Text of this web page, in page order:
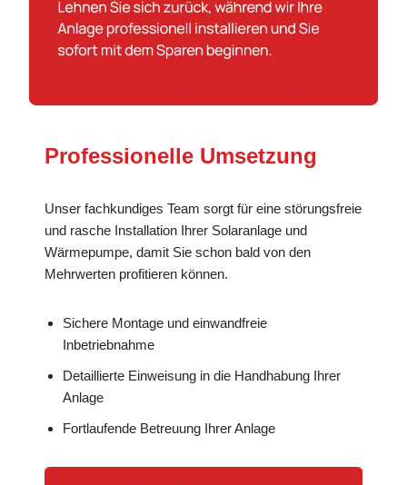
Professionelle Umsetzung
Unser fachkundiges Team sorgt für eine störungsfreie
und rasche Installation Ihrer Solaranlage und
Wärmepumpe, damit Sie schon bald von den
Mehrwerten profitieren können.
Sichere Montage und einwandfreie
Inbetriebnahme
Detaillierte Einweisung in die Handhabung Ihrer
Anlage
Fortlaufende Betreuung Ihrer Anlage